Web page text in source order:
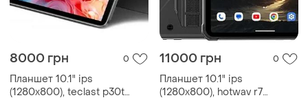
8000 грн 0
Планшет 10.1" ips
(1280x800), teclast p30t
11000 грн 0
Планшет 10.1" ips
(1280x800), hotwav r7